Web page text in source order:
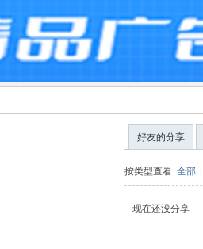
好友的分享
按类型查看: 全部 |
现在还没分享